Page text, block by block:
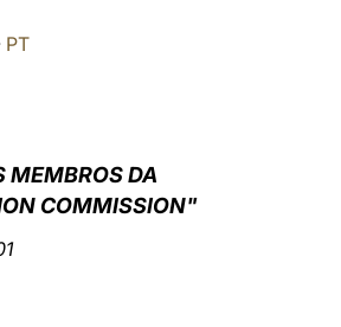
PT
MEMBROS DA
COMMISSION"